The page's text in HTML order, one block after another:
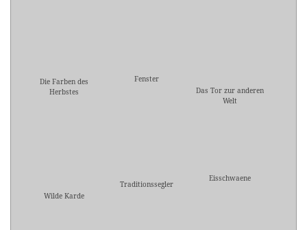
Die Farben des
Herbstes
Fenster
Das Tor zur anderen
Welt
Wilde Karde
Traditionssegler
Eisschwaene